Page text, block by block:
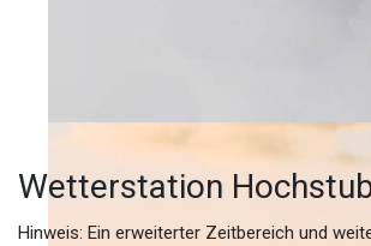
Wetterstation
Hinweis: Ein erweiterter Zeitbereich und